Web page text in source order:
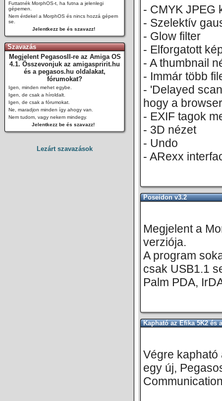
Futtatnék MorphOS-t, ha futna a jelenlegi
gépemen.
Nem érdekel a MorphOS és nincs hozzá gépem
se.
Jelentkezz be és szavazz!
Szavazás
Megjelent PegasosII-re az Amiga OS
4.1. Összevonjuk az amigaspririt.hu
és a pegasos.hu oldalakat,
fórumokat?
Igen, minden mehet egybe.
Igen, de csak a híroldalt.
Igen, de csak a fórumokat.
Ne, maradjon minden így ahogy van.
Nem tudom, vagy nekem mindegy.
Jelentkezz be és szavazz!
Lezárt szavazások
- CMYK JPEG
- Szelektív
- Glow filter
- Elforgatott
- A thumbnail
- Immár több
- 'Delayed
hogy a
- EXIF tagok
- 3D nézet
- Undo
- ARexx
Poseidon v3.2
Megjelent a
verziója.
A program
csak USB1.1
Palm PDA,
Kapható az Efika 5K2 és
Végre kapható
egy új,